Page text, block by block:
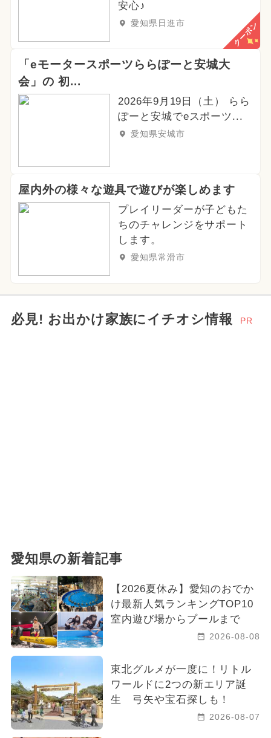
2025年6月のイベント
2023年12月のイベント
2024年6月のイベント
2024年1月のイベント
安心♪
愛知県日進市 クーポン
「eモータースポーツららぽーと安城大
会」の 初...
2026年9月19日（土） らら
ぽーと安城でeスポーツ...
愛知県安城市
屋内外の様々な遊具で遊びが楽しめます
プレイリーダーが子どもた
ちのチャレンジをサポート
します。
愛知県常滑市
必見! お出かけ家族にイチオシ情報 PR
愛知県の新着記事
【2026夏休み】愛知のおでか
け最新人気ランキングTOP10
室内遊び場からプールまで
2026-08-08
東北グルメが一度に！リトル
ワールドに2つの新エリア誕
生 弓矢や宝石探しも！
2026-08-07